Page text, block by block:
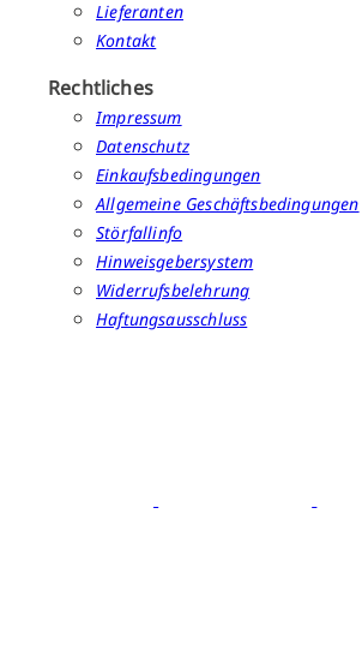
Lieferanten
Kontakt
Rechtliches
Impressum
Datenschutz
Einkaufsbedingungen
Allgemeine Geschäftsbedingungen
Störfallinfo
Hinweisgebersystem
Widerrufsbelehrung
Haftungsausschluss